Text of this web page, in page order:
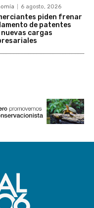
6 agosto, 2026
piden frenar
de patentes
cargas